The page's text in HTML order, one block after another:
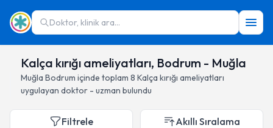
Doktor, klinik ara...
Kalça kırığı ameliyatları, Bodrum - Muğla
Muğla Bodrum içinde toplam 8 Kalça kırığı ameliyatları
uygulayan doktor - uzman bulundu
Filtrele Akıllı Sıralama